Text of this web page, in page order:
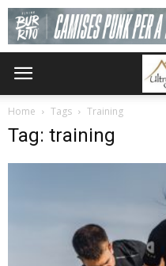
Home Tags Training
Tag: training